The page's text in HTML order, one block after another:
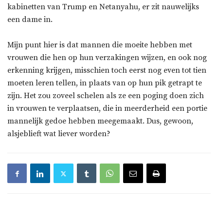
kabinetten van Trump en Netanyahu, er zit nauwelijks
een dame in.
Mijn punt hier is dat mannen die moeite hebben met
vrouwen die hen op hun verzakingen wijzen, en ook nog
erkenning krijgen, misschien toch eerst nog even tot tien
moeten leren tellen, in plaats van op hun pik getrapt te
zijn. Het zou zoveel schelen als ze een poging doen zich
in vrouwen te verplaatsen, die in meerderheid een portie
mannelijk gedoe hebben meegemaakt. Dus, gewoon,
alsjeblieft wat liever worden?